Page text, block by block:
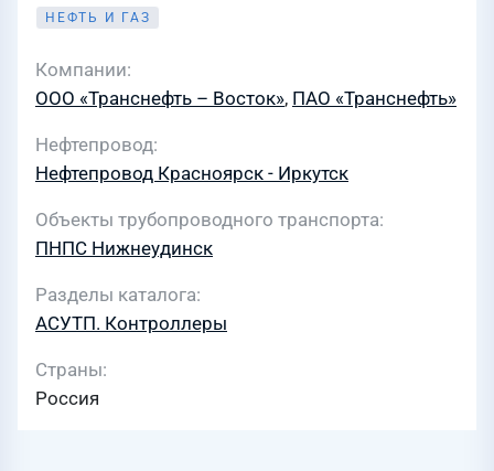
НЕФТЬ И ГАЗ
Компании
ООО «Транснефть – Восток», ПАО «Транснефть»
Нефтепровод
Нефтепровод Красноярск - Иркутск
Объекты трубопроводного транспорта
ПНПС Нижнеудинск
Разделы каталога
АСУТП. Контроллеры
Страны
Россия